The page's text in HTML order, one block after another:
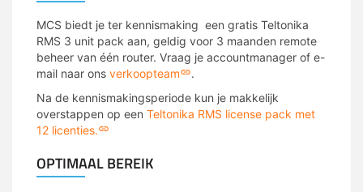
MCS biedt je ter kennismaking een gratis Teltonika
RMS 3 unit pack aan, geldig voor 3 maanden remote
beheer van één router. Vraag je accountmanager of e-
mail naar ons verkoopteam
.
Na de kennismakingsperiode kun je makkelijk
overstappen op een Teltonika RMS license pack met
12 licenties.
OPTIMAAL BEREIK